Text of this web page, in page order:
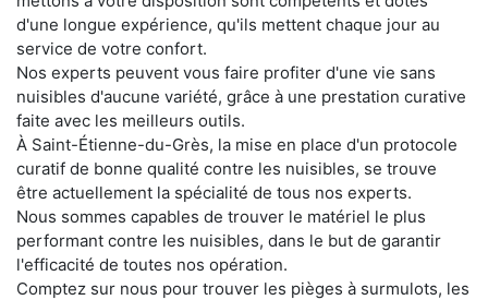
d'une longue expérience, qu'ils mettent chaque jour au
service de votre confort.
Nos experts peuvent vous faire profiter d'une vie sans
nuisibles d'aucune variété, grâce à une prestation curative
faite avec les meilleurs outils.
À Saint-Étienne-du-Grès, la mise en place d'un protocole
curatif de bonne qualité contre les nuisibles, se trouve
être actuellement la spécialité de tous nos experts.
Nous sommes capables de trouver le matériel le plus
performant contre les nuisibles, dans le but de garantir
l'efficacité de toutes nos opération.
Comptez sur nous pour trouver les pièges à surmulots, les